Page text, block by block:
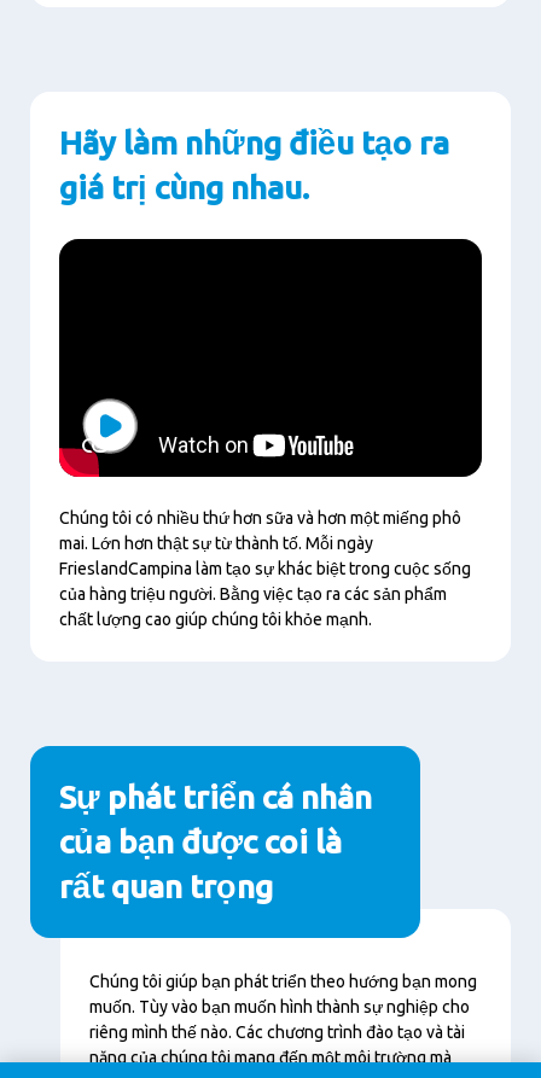
Hãy làm những điều tạo ra
giá trị cùng nhau.
Chúng tôi có nhiều thứ hơn sữa và hơn một miếng phô
mai. Lớn hơn thật sự từ thành tố. Mỗi ngày
FrieslandCampina làm tạo sự khác biệt trong cuộc sống
của hàng triệu người. Bằng việc tạo ra các sản phẩm
chất lượng cao giúp chúng tôi khỏe mạnh.
Sự phát triển cá nhân
của bạn được coi là
rất quan trọng
Nội
dung
Chúng tôi giúp bạn phát triển theo hướng bạn mong
muốn. Tùy vào bạn muốn hình thành sự nghiệp cho
riêng mình thế nào. Các chương trình đào tạo và tài
năng của chúng tôi mang đến một môi trường mà